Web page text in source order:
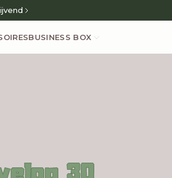
BUSINESS BOX